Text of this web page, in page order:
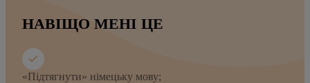
НАВІЩО МЕНІ ЦЕ
«Підтягнути» німецьку мову;